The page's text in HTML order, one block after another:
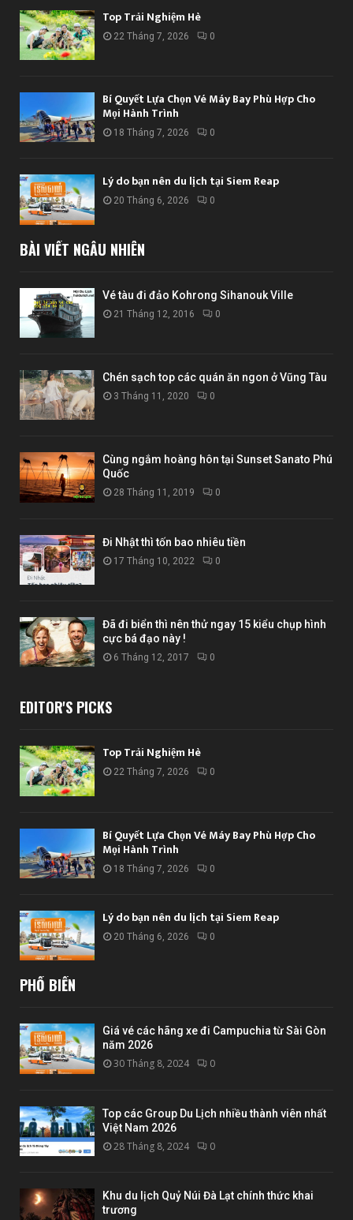
Top Trải Nghiệm Hè
22 Tháng 7, 2026 0
Bí Quyết Lựa Chọn Vé Máy Bay Phù Hợp Cho
Mọi Hành Trình
18 Tháng 7, 2026 0
Lý do bạn nên du lịch tại Siem Reap
20 Tháng 6, 2026 0
BÀI VIẾT NGẪU NHIÊN
Vé tàu đi đảo Kohrong Sihanouk Ville
21 Tháng 12, 2016 0
Chén sạch top các quán ăn ngon ở Vũng Tàu
3 Tháng 11, 2020 0
Cùng ngắm hoàng hôn tại Sunset Sanato Phú
Quốc
28 Tháng 11, 2019 0
Đi Nhật thì tốn bao nhiêu tiền
17 Tháng 10, 2022 0
Đã đi biển thì nên thử ngay 15 kiểu chụp hình
cực bá đạo này !
6 Tháng 12, 2017 0
EDITOR'S PICKS
Top Trải Nghiệm Hè
22 Tháng 7, 2026 0
Bí Quyết Lựa Chọn Vé Máy Bay Phù Hợp Cho
Mọi Hành Trình
18 Tháng 7, 2026 0
Lý do bạn nên du lịch tại Siem Reap
20 Tháng 6, 2026 0
PHỔ BIẾN
Giá vé các hãng xe đi Campuchia từ Sài Gòn
năm 2026
30 Tháng 8, 2024 0
Top các Group Du Lịch nhiều thành viên nhất
Việt Nam 2026
28 Tháng 8, 2024 0
Khu du lịch Quỷ Núi Đà Lạt chính thức khai
trương